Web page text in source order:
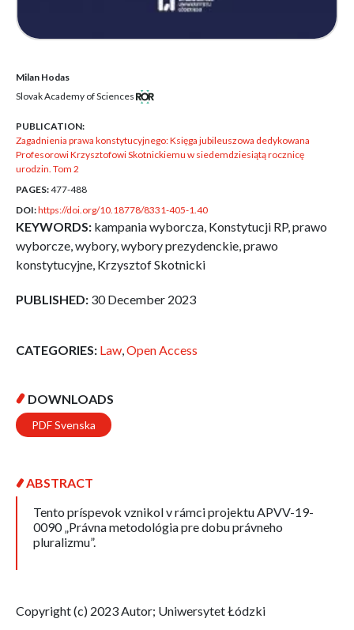
Milan Hodas
Slovak Academy of Sciences
PUBLICATION:
Zagadnienia prawa konstytucyjnego: Księga jubileuszowa dedykowana
Profesorowi Krzysztofowi Skotnickiemu w siedemdziesiątą rocznicę
urodzin. Tom 2
PAGES:477-488
DOI:https://doi.org/10.18778/8331-405-1.40
KEYWORDS: kampania wyborcza, Konstytucji RP, prawo
wyborcze, wybory, wybory prezydenckie, prawo
konstytucyjne, Krzysztof Skotnicki
PUBLISHED: 30 December 2023
CATEGORIES: Law,Open Access
DOWNLOADS
PDF Svenska
ABSTRACT
Tento príspevok vznikol v rámci projektu APVV-19-
0090 „Právna metodológia pre dobu právneho
pluralizmu”.
Copyright (c) 2023 Autor; Uniwersytet Łódzki